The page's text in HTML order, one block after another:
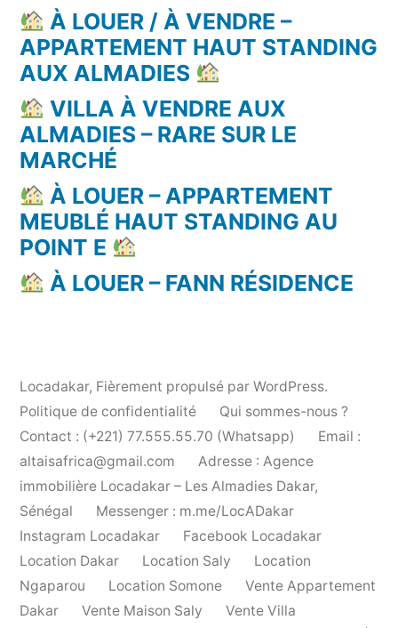
À LOUER / À VENDRE –
APPARTEMENT HAUT STANDING
AUX ALMADIES
VILLA À VENDRE AUX
ALMADIES – RARE SUR LE
MARCHÉ
À LOUER – APPARTEMENT
MEUBLÉ HAUT STANDING AU
POINT E
À LOUER – FANN RÉSIDENCE
Locadakar, Fièrement propulsé par WordPress.
Politique de confidentialité
Qui sommes-nous ?
Contact : (+221) 77.555.55.70 (Whatsapp)
Email :
altaisafrica@gmail.com
Adresse : Agence
immobilière Locadakar – Les Almadies Dakar,
Sénégal
Messenger : m.me/LocADakar
Instagram Locadakar
Facebook Locadakar
Location Dakar
Location Saly
Location
Ngaparou
Location Somone
Vente Appartement
Dakar
Vente Maison Saly
Vente Villa